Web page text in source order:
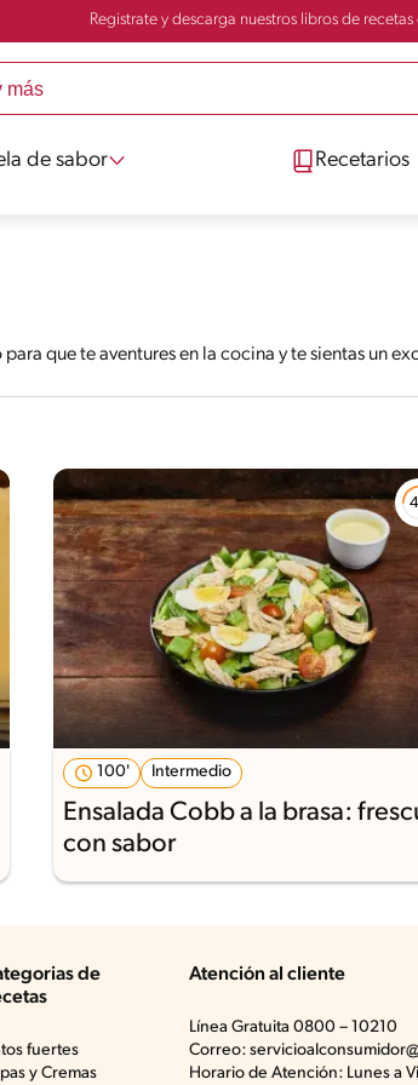
Registrate y descarga nuestros libros de recetas
de sabor Recetarios
que te aventures en la cocina y te sientas un
100' Intermedio
Ensalada Cobb a la brasa:
con sabor
de
fuertes
y Cremas
Atención al cliente
Línea Gratuita 0800 – 10210
Correo:
Horario de Atención: Lunes a